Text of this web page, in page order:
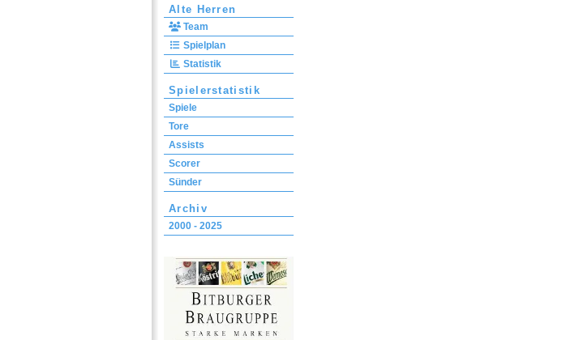
Alte Herren
Team
Spielplan
Statistik
Spielerstatistik
Spiele
Tore
Assists
Scorer
Sünder
Archiv
2000 - 2025